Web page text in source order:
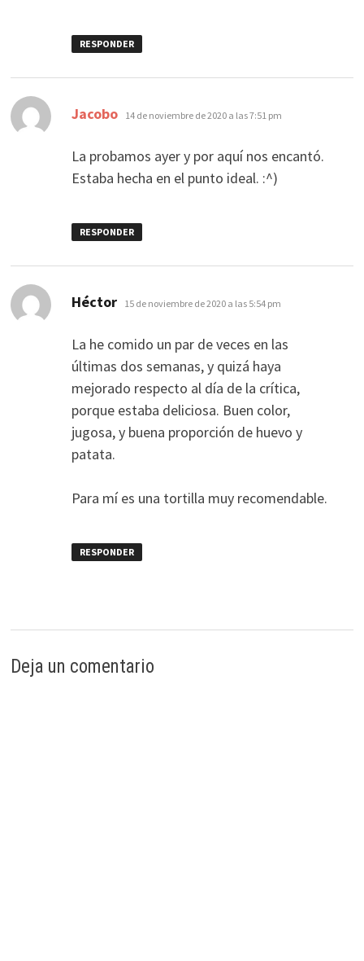
RESPONDER
Jacobo dice:
14 de noviembre de 2020 a las 7:51 pm
La probamos ayer y por aquí nos encantó.
Estaba hecha en el punto ideal. :^)
RESPONDER
Héctor dice:
15 de noviembre de 2020 a las 5:54 pm
La he comido un par de veces en las
últimas dos semanas, y quizá haya
mejorado respecto al día de la crítica,
porque estaba deliciosa. Buen color,
jugosa, y buena proporción de huevo y
patata.
Para mí es una tortilla muy recomendable.
RESPONDER
Deja un comentario